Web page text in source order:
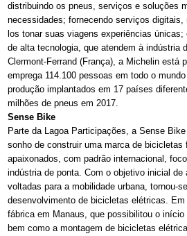
distribuindo os pneus, serviços e soluções
necessidades; fornecendo serviços digitais,
los tonar suas viagens experiências
de alta tecnologia, que atendem à indústria
Clermont-Ferrand (França), a Michelin está
emprega 114.100 pessoas em todo o
produção implantados em 17 países
milhões de pneus em 2017.
Sense Bike
Parte da Lagoa Participações, a Sense
sonho de construir uma marca de bicicletas
apaixonados, com padrão internacional,
indústria de ponta. Com o objetivo inicial de
voltadas para a mobilidade urbana, tornou-
desenvolvimento de bicicletas elétricas.
fábrica em Manaus, que possibilitou o início
bem como a montagem de bicicletas